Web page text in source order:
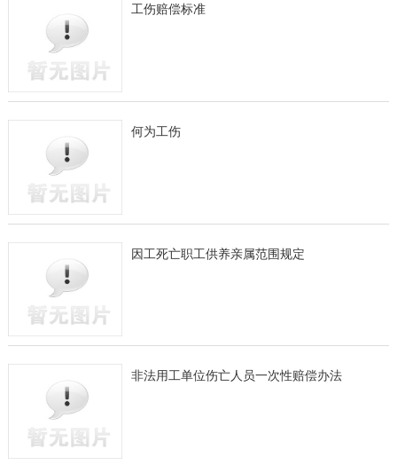
工伤赔偿标准
何为工伤
因工死亡职工供养亲属范围规定
非法用工单位伤亡人员一次性赔偿办法